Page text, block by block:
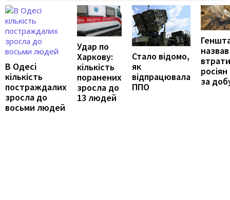
В Одесі
кількість
постраждалих
зросла до
восьми людей
Удар по
Харкову:
кількість
поранених
зросла до
13 людей
Стало відомо,
як
відпрацювала
ППО
назвав
втрати
росіян
за